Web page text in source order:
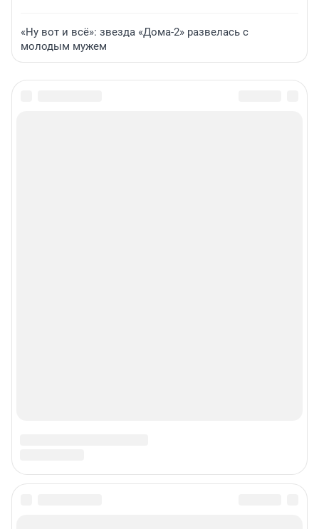
«Ну вот и всё»: звезда «Дома-2» развелась с
молодым мужем